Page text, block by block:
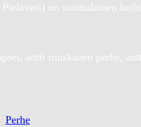
on suomalainen
antti ruuskanen perhe,
Perhe